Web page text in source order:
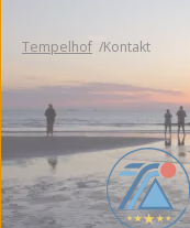
Tempelhof Kontakt